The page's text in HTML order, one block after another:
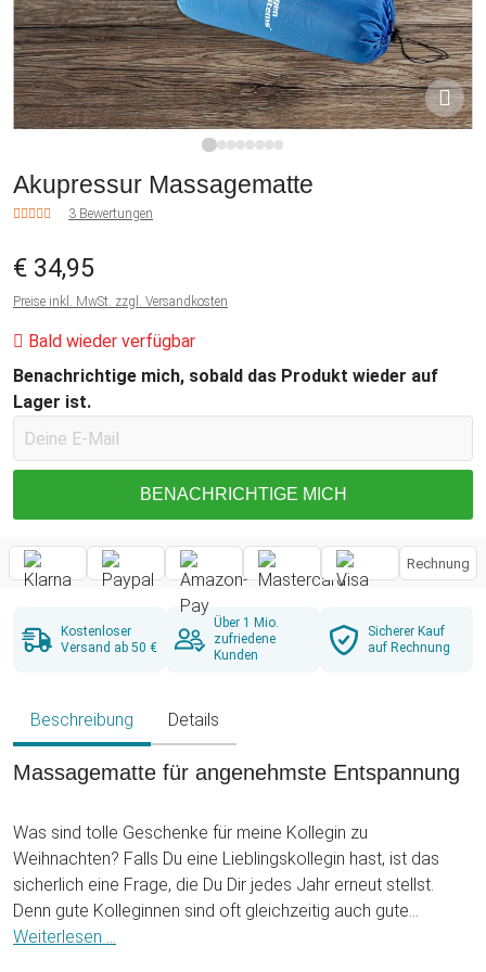
Akupressur Massagematte
3 Bewertungen
€ 34,95
Preise inkl. MwSt. zzgl. Versandkosten
Bald wieder verfügbar
Benachrichtige mich, sobald das Produkt wieder auf
Lager ist.
BENACHRICHTIGE MICH
Rechnung
Kostenloser
Versand ab 50 €
Über 1 Mio.
zufriedene
Kunden
Sicherer Kauf
auf Rechnung
Beschreibung Details
Massagematte für angenehmste Entspannung
Was sind tolle Geschenke für meine Kollegin zu
Weihnachten? Falls Du eine Lieblingskollegin hast, ist das
sicherlich eine Frage, die Du Dir jedes Jahr erneut stellst.
Denn gute Kolleginnen sind oft gleichzeitig auch gute
Freundinnen. Und da möchte man natürlich nicht einfach
Weiterlesen ...